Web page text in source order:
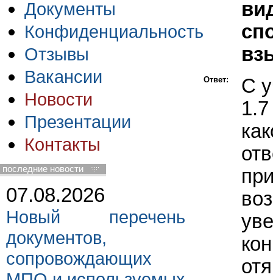
Документы
Конфиденциальность
Отзывы
Вакансии
Новости
Презентации
Контакты
последние новости
07.08.2026
Новый перечень
документов,
сопровождающих
Ответ:
С